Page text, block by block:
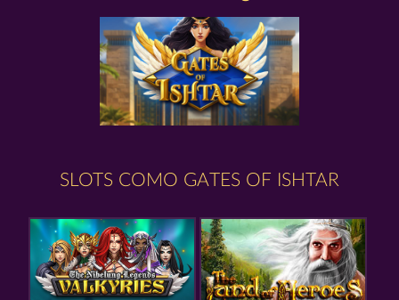
SLOTS COMO GATES OF ISHTAR